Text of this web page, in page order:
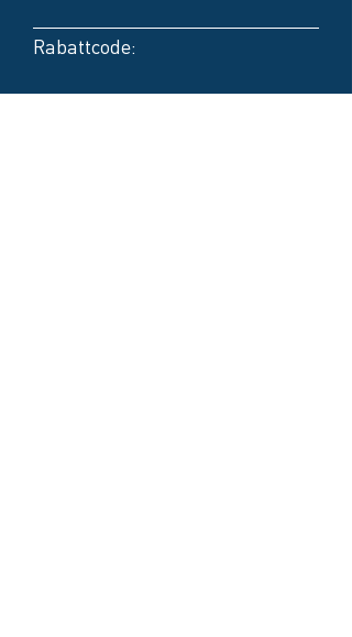
Rabattcode: